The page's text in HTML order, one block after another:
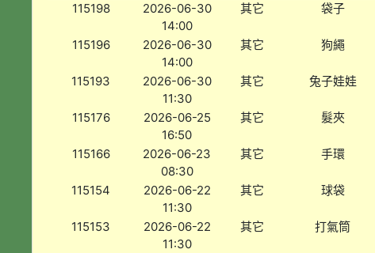
115198
2026-06-30
14:00
其它 袋子
115196
2026-06-30
14:00
其它 狗繩
115193
2026-06-30
11:30
其它 兔子娃娃
115176
2026-06-25
16:50
其它 髮夾
115166
2026-06-23
08:30
其它 手環
115154
2026-06-22
11:30
其它 球袋
115153
2026-06-22
11:30
其它 打氣筒